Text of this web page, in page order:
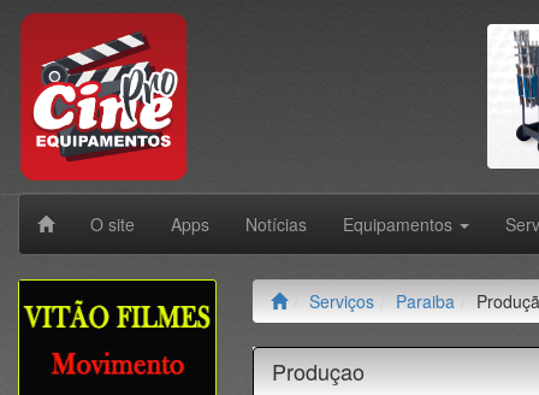
O site Apps Notícias Equipamentos
Serviços Paraiba
Produçao